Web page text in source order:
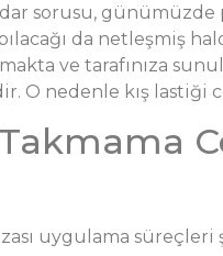
sorusu,
da netleşmiş
ve tarafınıza
O nedenle kış lastiği
uygulama